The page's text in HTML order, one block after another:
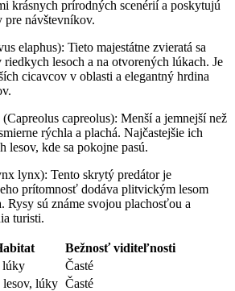
krásnych prírodných scenérií a poskytujú⁢
‍pre návštevníkov.
elaphus):⁣ Tieto majestátne zvieratá sa
lesoch‍ a ‍na ⁢otvorených lúkach. Je
cicavcov v ⁤oblasti⁢ a elegantný hrdina
(Capreolus capreolus): Menší ⁣a jemnejší než
rýchla a plachá.‍ Najčastejšie⁣ ich
lesov, kde sa pokojne pasú.
lynx): Tento skrytý predátor je
prítomnosť dodáva ⁤plitvickým lesom‌
Rysy sú⁣ známe svojou⁣ plachosťou a
turisti.
Bežnosť viditeľnosti
lúky
Časté
lúky Časté